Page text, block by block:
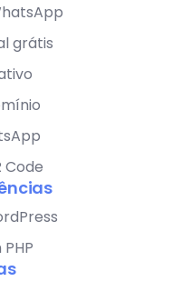
grátis
Code